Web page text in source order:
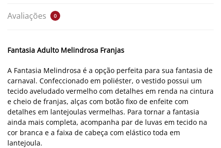
Avaliações 0
Fantasia Adulto Melindrosa Franjas
A Fantasia Melindrosa é a opção perfeita para sua fantasia de
carnaval. Confeccionado em poliéster, o vestido possui um
tecido aveludado vermelho com detalhes em renda na cintura
e cheio de franjas, alças com botão fixo de enfeite com
detalhes em lantejoulas vermelhas. Para tornar a fantasia
ainda mais completa, acompanha par de luvas em tecido na
cor branca e a faixa de cabeça com elástico toda em
lantejoula.